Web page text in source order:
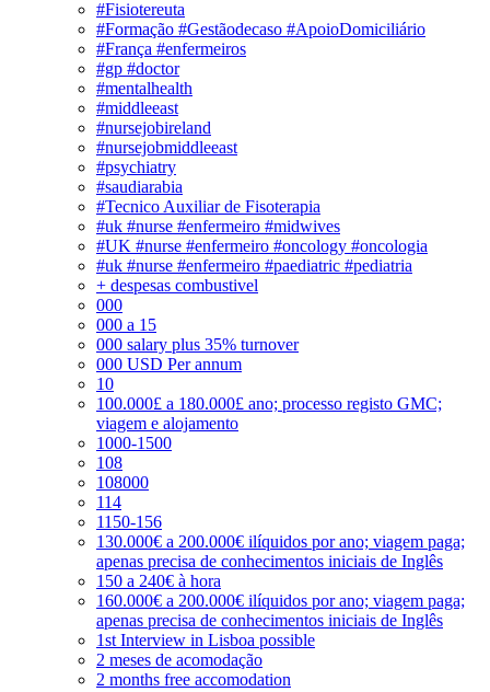
#Fisiotereuta
#Formação #Gestãodecaso #ApoioDomiciliário
#França #enfermeiros
#gp #doctor
#mentalhealth
#middleeast
#nursejobireland
#nursejobmiddleeast
#psychiatry
#saudiarabia
#Tecnico Auxiliar de Fisoterapia
#uk #nurse #enfermeiro #midwives
#UK #nurse #enfermeiro #oncology #oncologia
#uk #nurse #enfermeiro #paediatric #pediatria
+ despesas combustivel
000
000 a 15
000 salary plus 35% turnover
000 USD Per annum
10
100.000£ a 180.000£ ano; processo registo GMC;
viagem e alojamento
1000-1500
108
108000
114
1150-156
130.000€ a 200.000€ ilíquidos por ano; viagem paga;
apenas precisa de conhecimentos iniciais de Inglês
150 a 240€ à hora
160.000€ a 200.000€ ilíquidos por ano; viagem paga;
apenas precisa de conhecimentos iniciais de Inglês
1st Interview in Lisboa possible
2 meses de acomodação
2 months free accomodation